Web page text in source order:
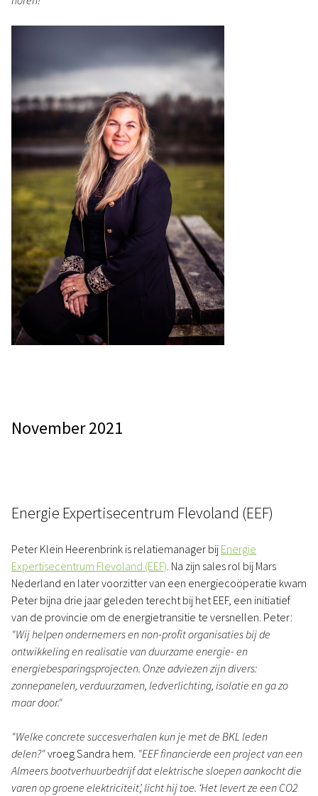
November 2021
Energie Expertisecentrum Flevoland (EEF)
Peter Klein Heerenbrink is relatiemanager bij Energie
Expertisecentrum Flevoland (EEF). Na zijn sales rol bij Mars
Nederland en later voorzitter van een energiecoöperatie kwam
Peter bijna drie jaar geleden terecht bij het EEF, een initiatief
van de provincie om de energietransitie te versnellen. Peter:
"Wij helpen ondernemers en non-profit organisaties bij de
ontwikkeling en realisatie van duurzame energie- en
energiebesparingsprojecten. Onze adviezen zijn divers:
zonnepanelen, verduurzamen, ledverlichting, isolatie en ga zo
maar door."
"Welke concrete succesverhalen kun je met de BKL leden
delen?"vroeg Sandra hem. "EEF financierde een project van een
Almeers bootverhuurbedrijf dat elektrische sloepen aankocht die
varen op groene elektriciteit’, licht hij toe. ‘Het levert ze een CO2